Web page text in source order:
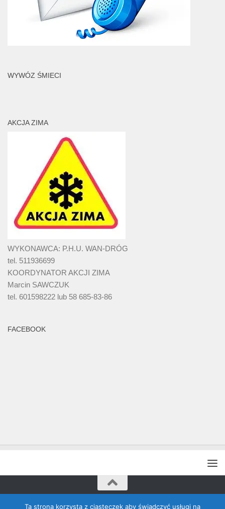
WYWÓZ ŚMIECI
AKCJA ZIMA
WYKONAWCA: P.H.U. WAN-DRÓG
tel. 511936699
KOORDYNATOR AKCJI ZIMA
Marcin SAWCZUK
tel. 601598222 lub 58 685-83-86
FACEBOOK
Rada Banino © 2026. Wszelkie prawa zastrzeżone
Ta strona korzysta z ciasteczek aby świadczyć usługi na